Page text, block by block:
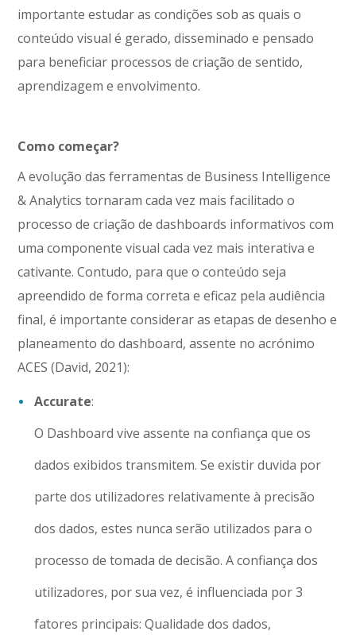
importante estudar as condições sob as quais o
conteúdo visual é gerado, disseminado e pensado ​​
para beneficiar processos de criação de sentido,
aprendizagem e envolvimento.
Como começar?
A evolução das ferramentas de Business Intelligence
& Analytics tornaram cada vez mais facilitado o
processo de criação de dashboards informativos com
uma componente visual cada vez mais interativa e
cativante. Contudo, para que o conteúdo seja
apreendido de forma correta e eficaz pela audiência
final, é importante considerar as etapas de desenho e
planeamento do dashboard, assente no acrónimo
ACES (David, 2021):
Accurate:
O Dashboard vive assente na confiança que os
dados exibidos transmitem. Se existir duvida por
parte dos utilizadores relativamente à precisão
dos dados, estes nunca serão utilizados para o
processo de tomada de decisão. A confiança dos
utilizadores, por sua vez, é influenciada por 3
fatores principais: Qualidade dos dados,